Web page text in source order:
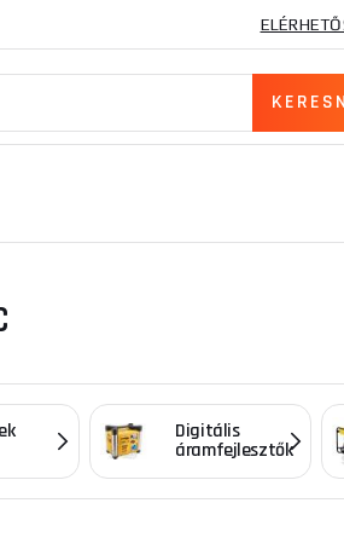
Digitális
áramfejlesztők